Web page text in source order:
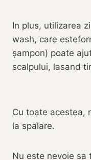
In plus, utilizarea
wash, care
șampon) poate
scalpului, lasand
Cu toate acestea,
la spalare.
Nu este nevoie sa